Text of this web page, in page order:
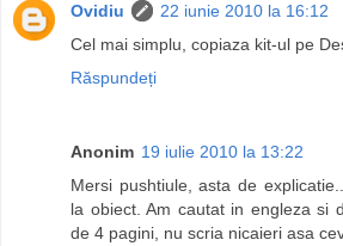
Ovidiu
22 iunie 2010 la 16:12
Cel mai simplu, copiaza kit-ul pe
Răspundeți
Anonim 19 iulie 2010 la 13:22
Mersi pushtiule, asta de
la obiect. Am cautat in engleza si
de 4 pagini, nu scria nicaieri asa